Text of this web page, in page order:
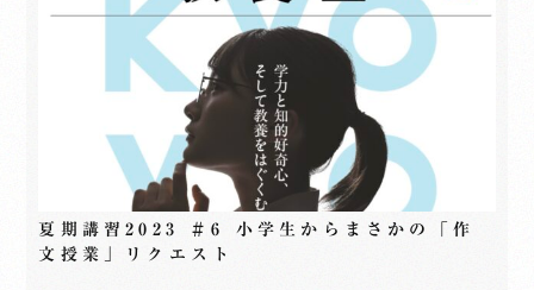
夏期講習2023 ＃6 小学生からまさかの「作
文授業」リクエスト